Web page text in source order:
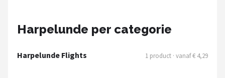
Bull's
Dart
Harpelunde per categorie
Harpelunde Flights 1 product · vanaf € 4,29